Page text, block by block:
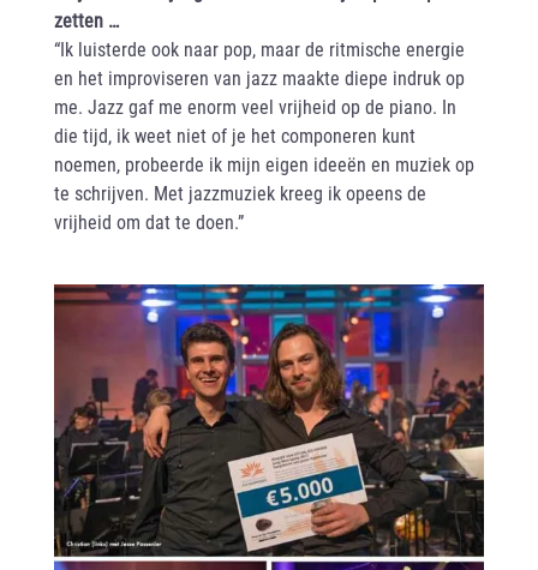
zetten …
“Ik luisterde ook naar pop, maar de ritmische energie
en het improviseren van jazz maakte diepe indruk op
me. Jazz gaf me enorm veel vrijheid op de piano. In
die tijd, ik weet niet of je het componeren kunt
noemen, probeerde ik mijn eigen ideeën en muziek op
te schrijven. Met jazzmuziek kreeg ik opeens de
vrijheid om dat te doen.”